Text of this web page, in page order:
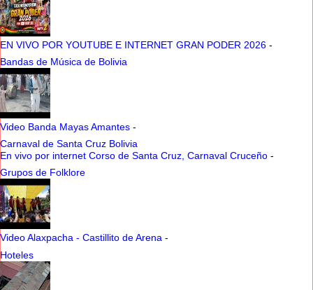
EN VIVO POR YOUTUBE E INTERNET GRAN PODER 2026 -
Bandas de Música de Bolivia
Video Banda Mayas Amantes -
Carnaval de Santa Cruz Bolivia
En vivo por internet Corso de Santa Cruz, Carnaval Cruceño -
Grupos de Folklore
Video Alaxpacha - Castillito de Arena -
Hoteles